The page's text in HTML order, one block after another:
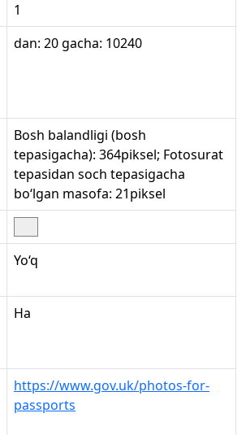
1
dan: 20 gacha: 10240
Bosh balandligi (bosh
tepasigacha): 364piksel; Fotosurat
tepasidan soch tepasigacha
bo‘lgan masofa: 21piksel
Yo‘q
Ha
https://www.gov.uk/photos-for-
passports